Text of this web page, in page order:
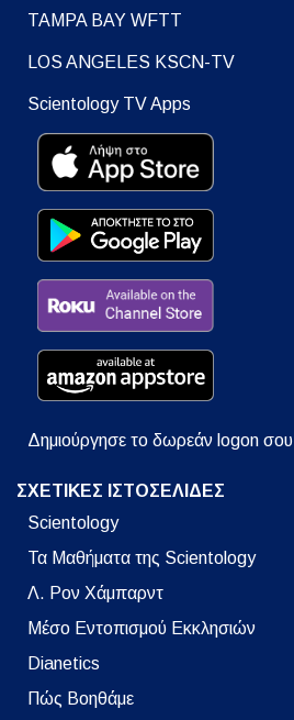
TAMPA BAY WFTT
LOS ANGELES KSCN-TV
Scientology TV Apps
Δημιούργησε το δωρεάν logon σου
ΣΧΕΤΙΚΕΣ ΙΣΤΟΣΕΛΙΔΕΣ
Scientology
Τα Μαθήματα της Scientology
Λ. Ρον Χάμπαρντ
Μέσο Εντοπισμού Εκκλησιών
Dianetics
Πώς Βοηθάμε